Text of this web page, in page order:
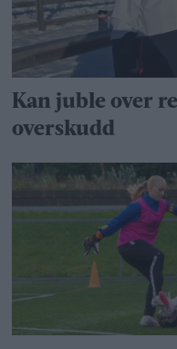
Kan juble over
overskudd